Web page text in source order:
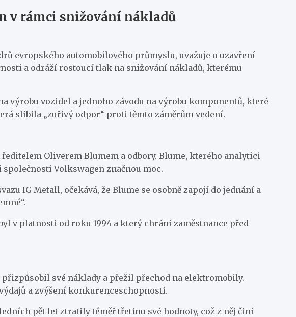
v rámci snižování nákladů
evropského automobilového průmyslu, uvažuje o uzavření
a odráží rostoucí tlak na snižování nákladů, kterému
výrobu vozidel a jednoho závodu na výrobu komponentů, které
slíbila „zuřivý odpor“ proti těmto záměrům vedení.
Oliverem Blumem a odbory. Blume, kterého analytici
Volkswagen značnou moc.
IG Metall, očekává, že Blume se osobně zapojí do jednání a
v platnosti od roku 1994 a který chrání zaměstnance před
své náklady a přežil přechod na elektromobily.
a zvýšení konkurenceschopnosti.
pět let ztratily téměř třetinu své hodnoty, což z něj činí